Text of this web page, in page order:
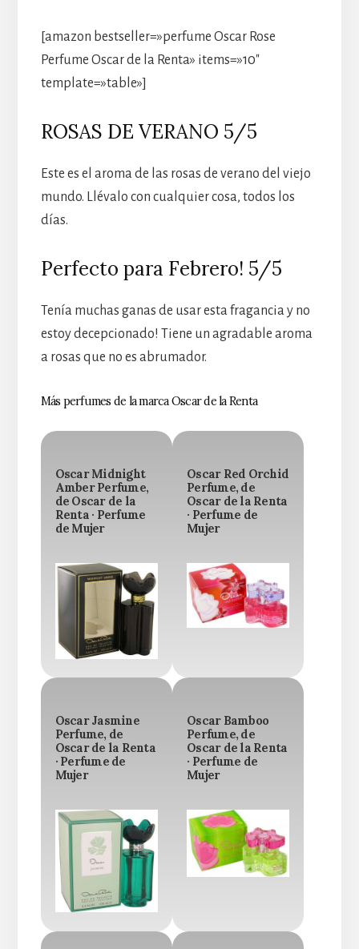
[amazon bestseller=»perfume Oscar Rose
Perfume Oscar de la Renta» items=»10″
template=»table»]
ROSAS DE VERANO 5/5
Este es el aroma de las rosas de verano del viejo
mundo. Llévalo con cualquier cosa, todos los
días.
Perfecto para Febrero! 5/5
Tenía muchas ganas de usar esta fragancia y no
estoy decepcionado! Tiene un agradable aroma
a rosas que no es abrumador.
Más perfumes de la marca Oscar de la Renta
Oscar Midnight
Amber Perfume,
de Oscar de la
Renta · Perfume
de Mujer
Oscar Red Orchid
Perfume, de
Oscar de la Renta
· Perfume de
Mujer
Oscar Jasmine
Perfume, de
Oscar de la Renta
· Perfume de
Mujer
Oscar Bamboo
Perfume, de
Oscar de la Renta
· Perfume de
Mujer